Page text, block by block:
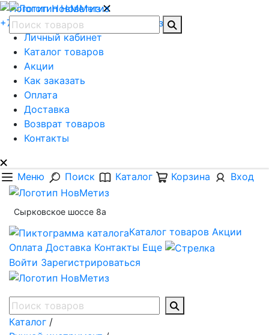
+7 (8162) 62-78-56
Обратная связь
Личный кабинет
Каталог товаров
Акции
Как заказать
Оплата
Доставка
Возврат товаров
Контакты
Меню Поиск Каталог Корзина Вход
Сырковское шоссе 8а
Каталог товаров Акции
Оплата Доставка Контакты Еще
Войти Зарегистрироваться
Каталог /